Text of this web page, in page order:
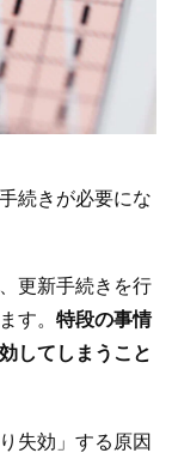
続きが必要にな
更新手続きを行
す。 特段の事情
してしまうこと
失効」する原因